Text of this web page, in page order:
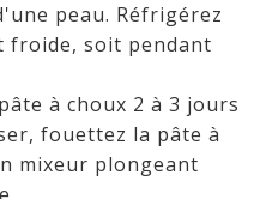
peau. Réfrigérez
froide, soit pendant
à choux 2 à 3 jours
fouettez la pâte à
mixeur plongeant